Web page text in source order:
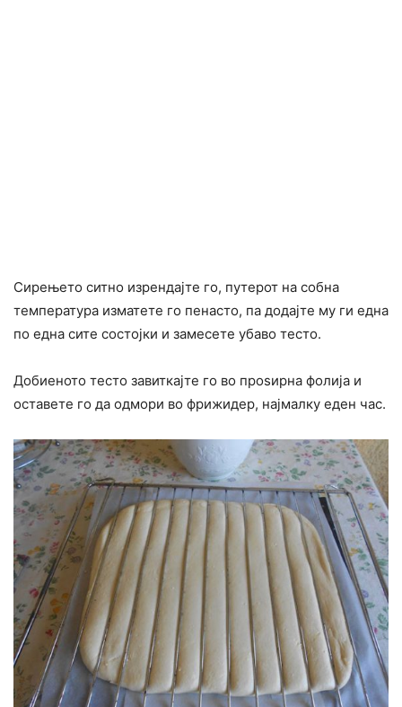
Сирењето ситно изрендајте го, путерот на собна
температура изматете го пенасто, па додајте му ги една
по една сите состојки и замесете убаво тесто.
Добиеното тесто завиткајте го во проѕирна фолија и
оставете го да одмори во фрижидер, најмалку еден час.